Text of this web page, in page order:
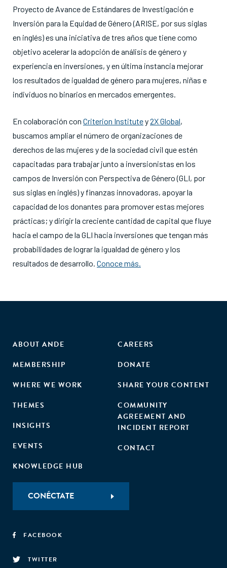
Proyecto de Avance de Estándares de Investigación e
Inversión para la Equidad de Género (ARISE, por sus siglas
en inglés) es una iniciativa de tres años que tiene como
objetivo acelerar la adopción de análisis de género y
experiencia en inversiones, y en última instancia mejorar
los resultados de igualdad de género para mujeres, niñas e
individuos no binarios en mercados emergentes.
En colaboración con Criterion Institutey2X Global,
buscamos ampliar el número de organizaciones de
derechos de las mujeres y de la sociedad civil que estén
capacitadas para trabajar junto a inversionistas en los
campos de Inversión con Perspectiva de Género (GLI, por
sus siglas en inglés) y finanzas innovadoras, apoyar la
capacidad de los donantes para promover estas mejores
prácticas; y dirigir la creciente cantidad de capital que fluye
hacia el campo de la GLI hacia inversiones que tengan más
probabilidades de lograr la igualdad de género y los
resultados de desarrollo. Conoce más.
ABOUT ANDE
MEMBERSHIP
WHERE WE WORK
THEMES
INSIGHTS
EVENTS
KNOWLEDGE HUB
CAREERS
DONATE
SHARE YOUR CONTENT
COMMUNITY
AGREEMENT AND
INCIDENT REPORT
CONTACT
CONÉCTATE
FACEBOOK
TWITTER